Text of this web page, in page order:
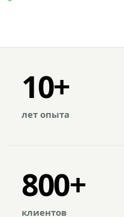
10+
лет опыта
800+
клиентов